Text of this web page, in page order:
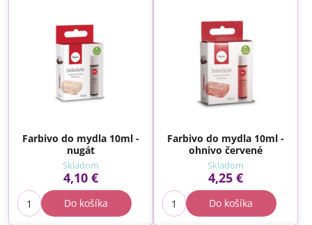
Farbivo do mydla 10ml -
nugát
Skladom
4,10 €
Do košíka
Farbivo do mydla 10ml -
ohnivo červené
Skladom
4,25 €
Do košíka